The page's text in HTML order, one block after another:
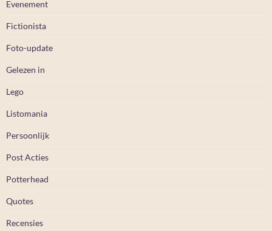
Evenement
Fictionista
Foto-update
Gelezen in
Lego
Listomania
Persoonlijk
Post Acties
Potterhead
Quotes
Recensies